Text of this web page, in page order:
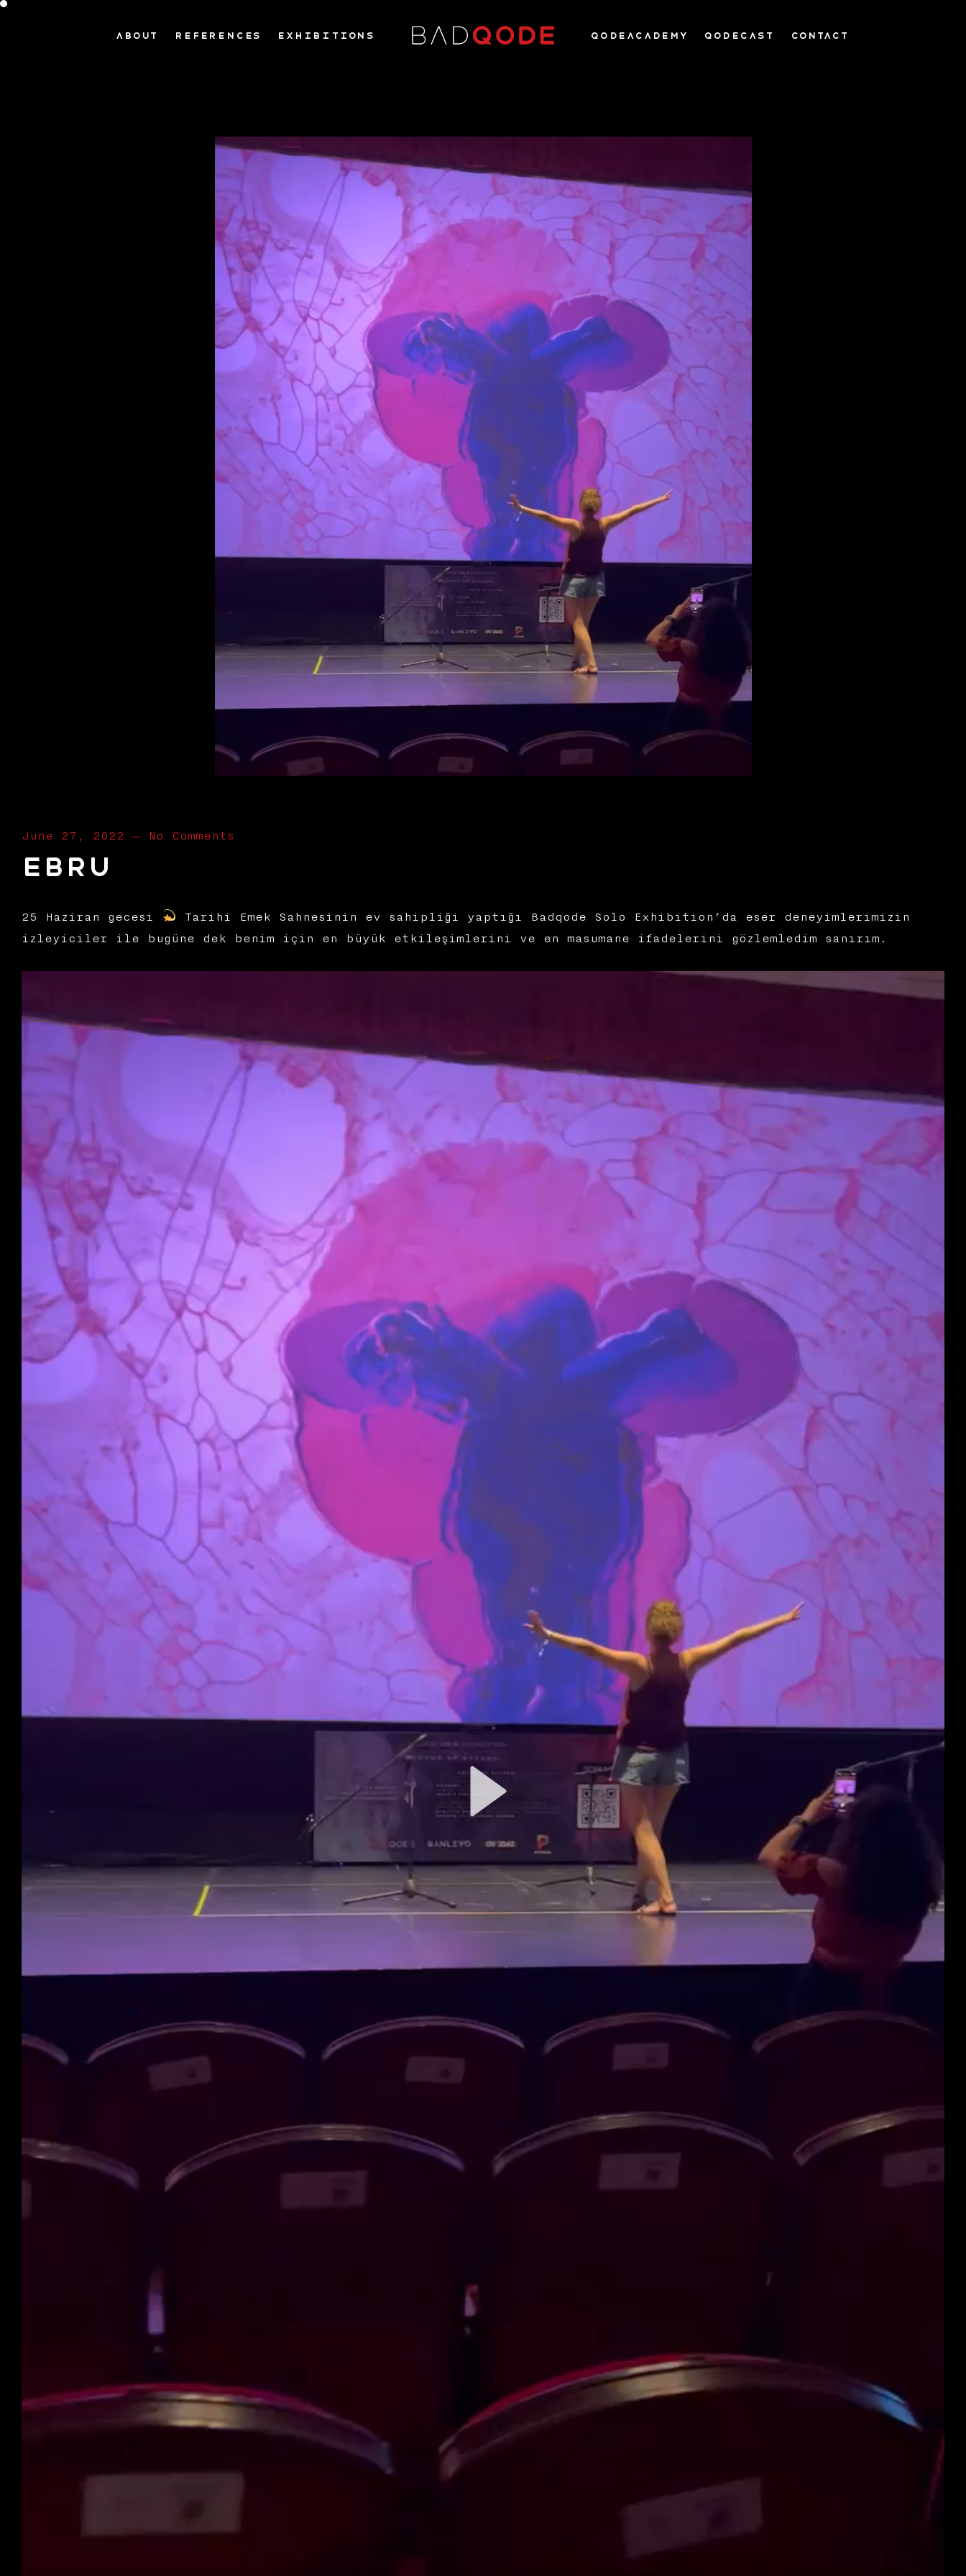
ABOUT REFERENCES EXHIBITIONS QODEACADEMY QODECAST CONTACT
June 27, 2022 — No Comments
Ebru
25 Haziran gecesi
Tarihi Emek Sahnesinin ev sahipliği yaptığı Badqode Solo Exhibition’da eser deneyimlerimizin
izleyiciler ile bugüne dek benim için en büyük etkileşimlerini ve en masumane ifadelerini gözlemledim sanırım.